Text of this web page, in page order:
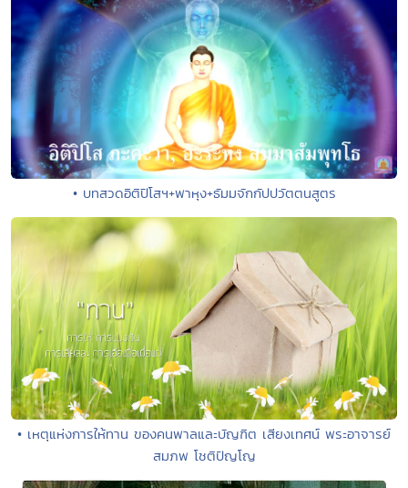
• บทสวดอิติปิโสฯ+พาหุง+ธัมมจักกัปปวัตตนสูตร
• เหตุแห่งการให้ทาน ของคนพาลและบัญฑิต เสียงเทศน์ พระอาจารย์
สมภพ โชติปัญโญ